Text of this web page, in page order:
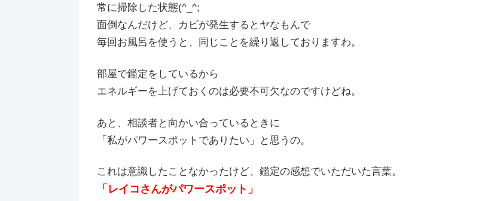
常に掃除した状態(^_^;
面倒なんだけど、カビが発生するとヤなもんで
毎回お風呂を使うと、同じことを繰り返しておりますわ。
部屋で鑑定をしているから
エネルギーを上げておくのは必要不可欠なのですけどね。
あと、相談者と向かい合っているときに
「私がパワースポットでありたい」と思うの。
これは意識したことなかったけど、鑑定の感想でいただいた言葉。
「レイコさんがパワースポット」